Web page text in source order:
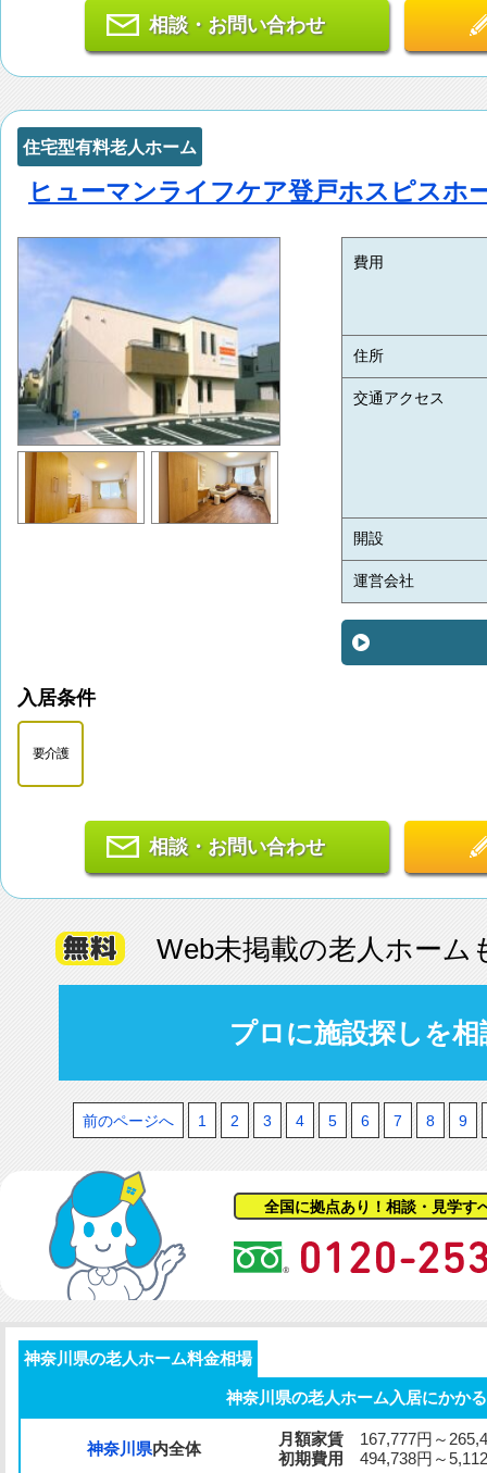
相談・お問い合わせ
住宅型有料老人ホーム
ヒューマンライフケア登戸ホスピスホ
費用
住所
交通アクセス
開設
運営会社
入居条件
要介護
相談・お問い合わせ
Web未掲載の老人ホーム
プロに施設探しを
前のページへ 1 2 3 4 5 6 7 8 9
全国に拠点あり！相談・見学す
神奈川県の老人ホーム料金相場
神奈川県の老人ホーム入居にかか
神奈川県内全体
月額家賃 167,777円～
初期費用
494,738円～